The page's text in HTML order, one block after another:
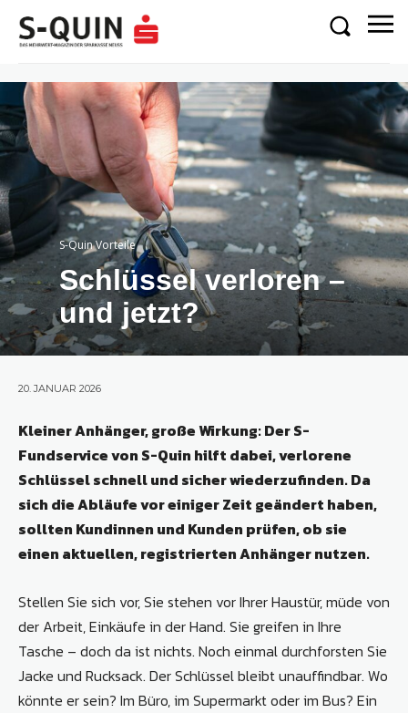
S-Quin Vorteile
Schlüssel verloren –
und jetzt?
20. JANUAR 2026
Kleiner Anhänger, große Wirkung: Der S-
Fundservice von S-Quin hilft dabei, verlorene
Schlüssel schnell und sicher wiederzufinden. Da
sich die Abläufe vor einiger Zeit geändert haben,
sollten Kundinnen und Kunden prüfen, ob sie
einen aktuellen, registrierten Anhänger nutzen.
Stellen Sie sich vor, Sie stehen vor Ihrer Haustür, müde von
der Arbeit, Einkäufe in der Hand. Sie greifen in Ihre
Tasche – doch da ist nichts. Noch einmal durchforsten Sie
Jacke und Rucksack. Der Schlüssel bleibt unauffindbar. Wo
könnte er sein? Im Büro, im Supermarkt oder im Bus? Ein